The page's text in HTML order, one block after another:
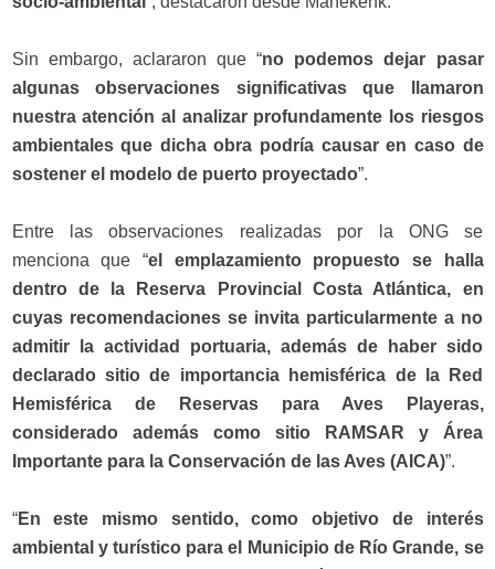
Sin embargo, aclararon que “no podemos dejar pasar
algunas observaciones significativas que llamaron
nuestra atención al analizar profundamente los riesgos
ambientales que dicha obra podría causar en caso de
sostener el modelo de puerto proyectado”.
Entre las observaciones realizadas por la ONG se
menciona que “el emplazamiento propuesto se halla
dentro de la Reserva Provincial Costa Atlántica, en
cuyas recomendaciones se invita particularmente a no
admitir la actividad portuaria, además de haber sido
declarado sitio de importancia hemisférica de la Red
Hemisférica de Reservas para Aves Playeras,
considerado además como sitio RAMSAR y Área
Importante para la Conservación de las Aves (AICA)”.
“En este mismo sentido, como objetivo de interés
ambiental y turístico para el Municipio de Río Grande, se